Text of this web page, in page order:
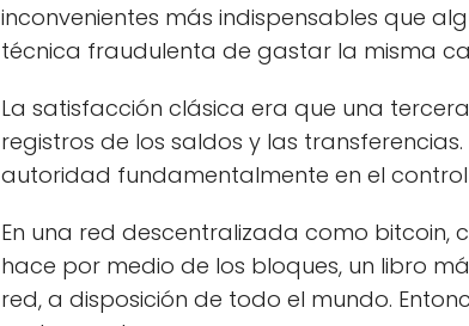
inconvenientes más indispensables que
técnica fraudulenta de gastar la misma
La satisfacción clásica era que una
registros de los saldos y las
autoridad fundamentalmente en el
En una red descentralizada como
hace por medio de los bloques, un libro
red, a disposición de todo el mundo.